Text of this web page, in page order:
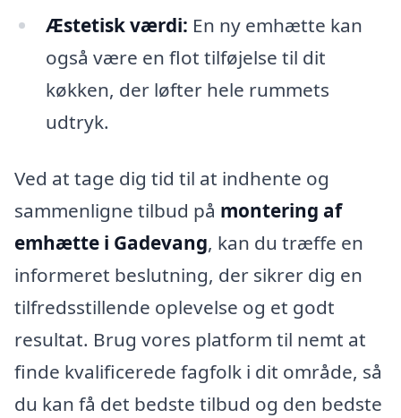
Æstetisk værdi: En ny emhætte kan
også være en flot tilføjelse til dit
køkken, der løfter hele rummets
udtryk.
Ved at tage dig tid til at indhente og
sammenligne tilbud på montering af
emhætte i Gadevang, kan du træffe en
informeret beslutning, der sikrer dig en
tilfredsstillende oplevelse og et godt
resultat. Brug vores platform til nemt at
finde kvalificerede fagfolk i dit område, så
du kan få det bedste tilbud og den bedste